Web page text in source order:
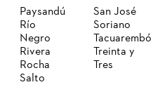
Paysandú
Río
Negro
Rivera
Rocha
Salto
San José
Soriano
Tacuarembó
Treinta y
Tres